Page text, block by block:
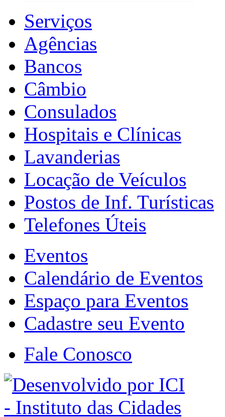
Serviços
Agências
Bancos
Câmbio
Consulados
Hospitais e Clínicas
Lavanderias
Locação de Veículos
Postos de Inf. Turísticas
Telefones Úteis
Eventos
Calendário de Eventos
Espaço para Eventos
Cadastre seu Evento
Fale Conosco